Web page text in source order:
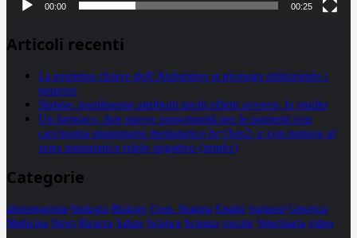
00:00 00:25
Articoli recenti
La proteina chiave dell’Alzheimer si propaga utilizzando i
neuroni
Statine: inutilmente attribuiti molti effetti avversi, lo studio
Un farmaco, due nuove opportunità per le pazienti con
carcinoma mammario metastatico hr+/her2- e con tumore al
seno metastatico triplo negativo (mtnbc)
Categorie
alimentazione biologia Biology Com. Stampa Epatiti featured Genetica
Medicina News Ricerca Salute Science Scienza vaccini Veterinaria video